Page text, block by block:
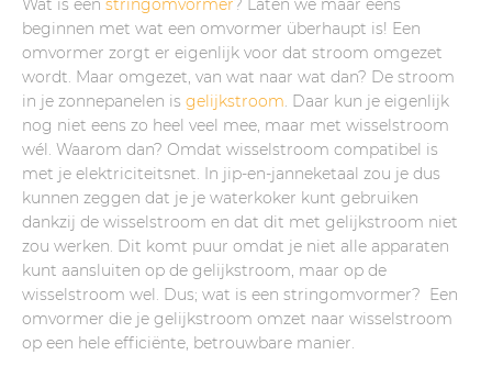
Wat is een stringomvormer? Laten we maar eens
beginnen met wat een omvormer überhaupt is! Een
omvormer zorgt er eigenlijk voor dat stroom omgezet
wordt. Maar omgezet, van wat naar wat dan? De stroom
in je zonnepanelen is gelijkstroom. Daar kun je eigenlijk
nog niet eens zo heel veel mee, maar met wisselstroom
wél. Waarom dan? Omdat wisselstroom compatibel is
met je elektriciteitsnet. In jip-en-janneketaal zou je dus
kunnen zeggen dat je je waterkoker kunt gebruiken
dankzij de wisselstroom en dat dit met gelijkstroom niet
zou werken. Dit komt puur omdat je niet alle apparaten
kunt aansluiten op de gelijkstroom, maar op de
wisselstroom wel. Dus; wat is een stringomvormer? Een
omvormer die je gelijkstroom omzet naar wisselstroom
op een hele efficiënte, betrouwbare manier.